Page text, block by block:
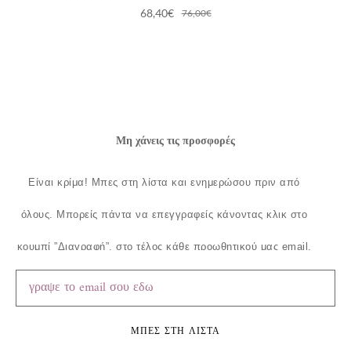
76,00€
68,40€
Μη χάνεις τις προσφορές
Είναι κρίμα! Μπες στη λίστα και ενημερώσου πριν από
όλους. Μπορείς πάντα να επεγγραφείς κάνοντας κλικ στο
κουμπί ”Διαγραφή”, στο τέλος κάθε προωθητικού μας email.
ΜΠΕΣ ΣΤΗ ΛΙΣΤΑ